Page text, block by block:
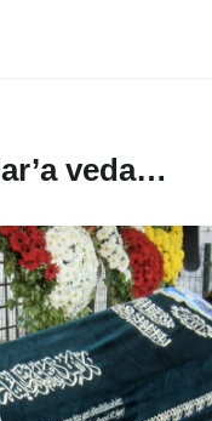
veda…